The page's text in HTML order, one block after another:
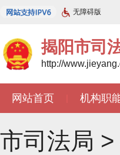
无障碍版
揭阳市司
http://
网站首页 机构职
市司法局 >